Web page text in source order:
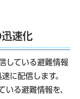
速化
している避難情報
に配信します。
いる避難情報を、